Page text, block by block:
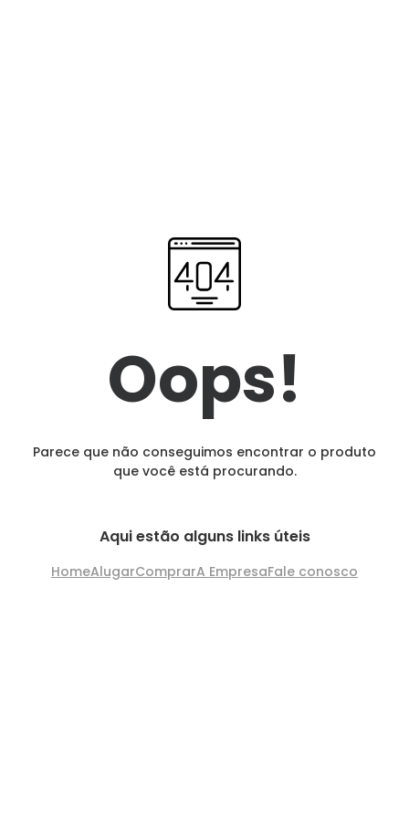
Oops!
Parece que não conseguimos encontrar o produto
que você está procurando.
Aqui estão alguns links úteis
HomeAlugarComprarA EmpresaFale conosco